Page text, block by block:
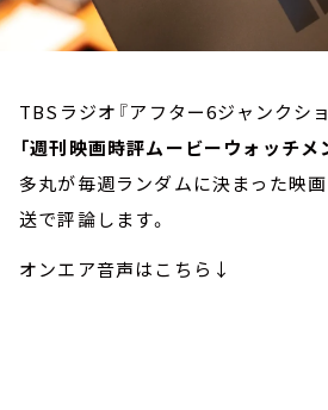
TBSラジオ『アフター6ジャンクシ
「週刊映画時評ムービーウォッチメ
多丸が毎週ランダムに決まった映
送で評論します。
オンエア音声はこちら↓